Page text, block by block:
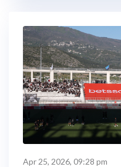
Apr 25, 2026, 09:28 pm